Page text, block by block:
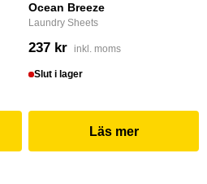
Ocean Breeze
Laundry Sheets
237 kr inkl. moms
Slut i lager
Läs mer